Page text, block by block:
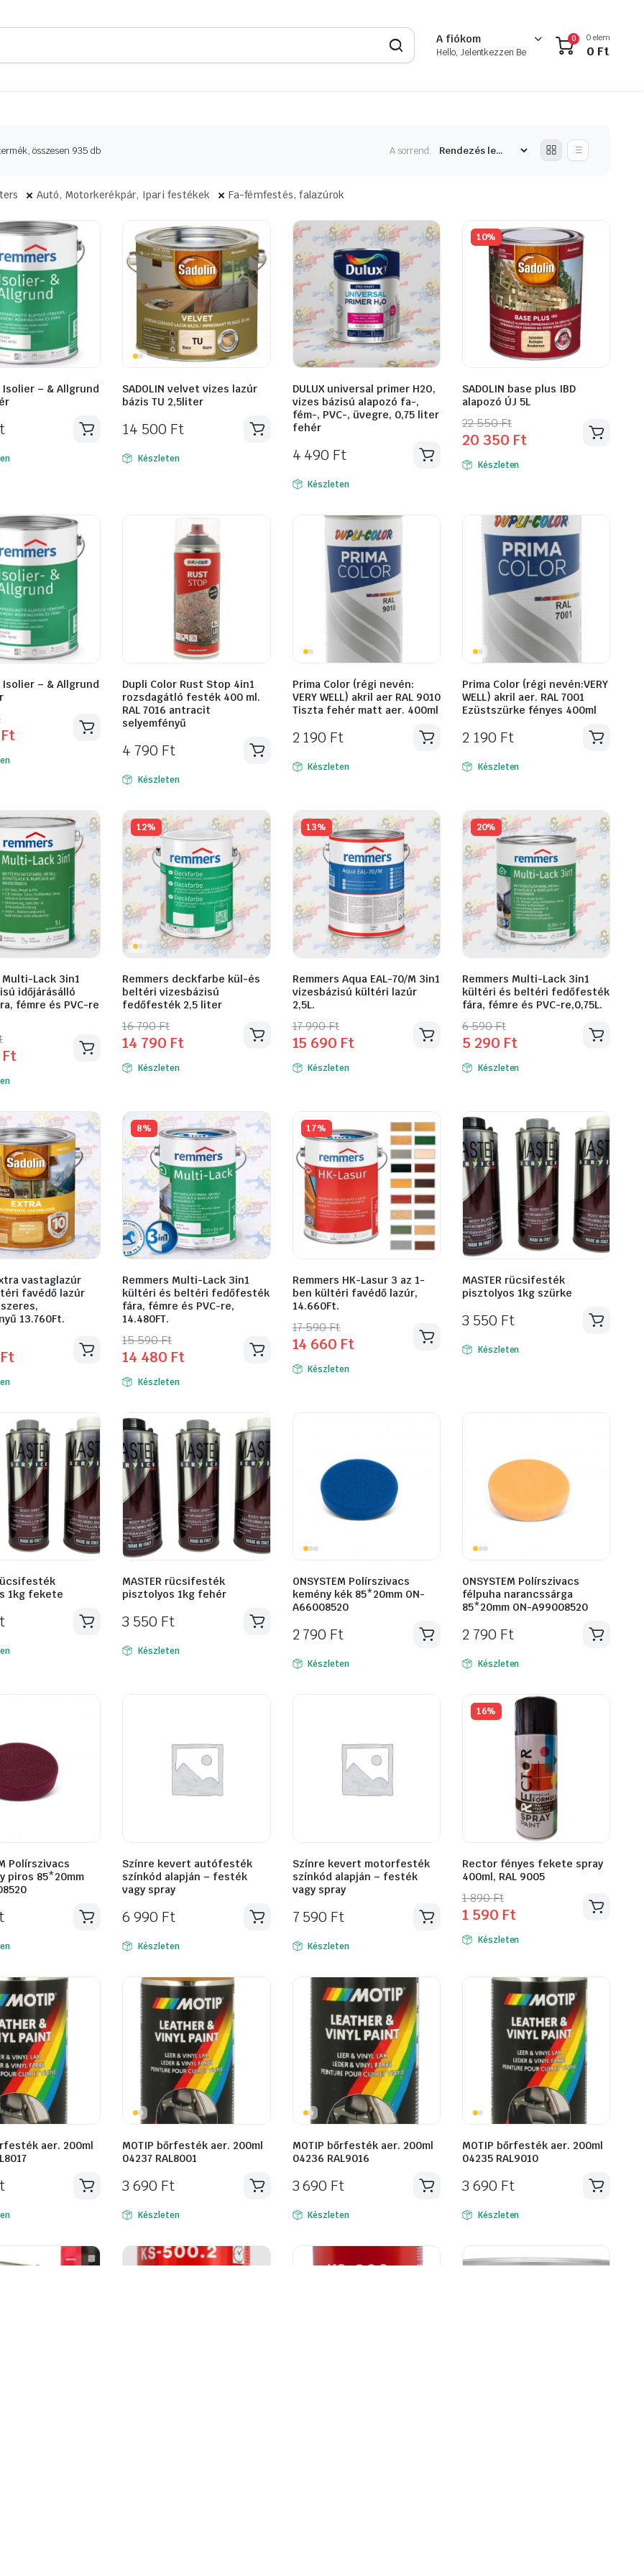
A fiókom
Hello, Jelentkezzen Be
0 0 elem
0 Ft
összesen 935 dbSorted
A sorrend:
Autó, Motorkerékpár, Ipari festékek Fa-fémfestés, falazúrok
Isolier – & Allgrund
SADOLIN velvet vizes lazúr
bázis TU 2,5liter
14 500 Ft
Készleten
DULUX universal primer H2O,
vizes bázisú alapozó fa-,
fém-, PVC-, üvegre, 0,75 liter
fehér
4 490 Ft
Készleten
10%
SADOLIN base plus IBD
alapozó ÚJ 5L
22 550Ft
Original
price
was:
20 350 Ft
Current
price
is: Készleten
Isolier – & Allgrund
Ft
Dupli Color Rust Stop 4in1
rozsdagátló festék 400 ml.
RAL 7016 antracit
selyemfényű
4 790 Ft
Készleten
Prima Color (régi nevén:
VERY WELL) akril aer RAL 9010
Tiszta fehér matt aer. 400ml
2 190 Ft
Készleten
Prima Color (régi nevén:VERY
WELL) akril aer. RAL 7001
Ezüstszürke fényes 400ml
2 190 Ft
Készleten
Multi-Lack 3in1
időjárásálló
fémre és PVC-re
Ft
12%
Remmers deckfarbe kül-és
beltéri vizesbázisú
fedőfesték 2,5 liter
16 790Ft
Original
price
was:
14 790 Ft
Current
price
is:
Ennek
a
terméknek
variációja
van.
A
változatok
a
termékoldalon
választhatók
ki
Készleten
13%
Remmers Aqua EAL-70/M 3in1
vizesbázisú kültéri lazúr
2,5L.
17 990Ft
Original
price
was:
15 690 Ft
Current
price
is:
Ennek
a
terméknek
van.
változatok
termékoldalon
választhatók
Készleten
20%
Remmers Multi-Lack 3in1
kültéri és beltéri fedőfesték
fára, fémre és PVC-re,0,75L.
6 590Ft
Original
price
was:
5 290 Ft
Current
price
is: Készleten
vastaglazúr
favédő lazúr
13.760Ft.
Ft
8%
Remmers Multi-Lack 3in1
kültéri és beltéri fedőfesték
fára, fémre és PVC-re,
14.480FT.
15 590Ft
Original
price
was:
590 Ft.
14 480 Ft
Current
price
is:
480 Ft.
Készleten
17%
Remmers HK-Lasur 3 az 1-
ben kültéri favédő lazúr,
14.660Ft.
17 590Ft
Original
price
was:
14 660 Ft
Current
price
is: Készleten
MASTER rücsifesték
pisztolyos 1kg szürke
3 550 Ft
Készleten
1kg fekete
MASTER rücsifesték
pisztolyos 1kg fehér
3 550 Ft
Készleten
ONSYSTEM Polírszivacs
kemény kék 85*20mm ON-
A66008520
2 790 Ft
Készleten
ONSYSTEM Polírszivacs
félpuha narancssárga
85*20mm ON-A99008520
2 790 Ft
Készleten
Polírszivacs
piros 85*20mm
Színre kevert autófesték
színkód alapján – festék
vagy spray
6 990 Ft
Készleten
Színre kevert motorfesték
színkód alapján – festék
vagy spray
7 590 Ft
Készleten
16%
Rector fényes fekete spray
400ml, RAL 9005
1 890Ft
Original
price
was:
890 Ft.
1 590 Ft
Current
price
is:
590 Ft.
Készleten
aer. 200ml
MOTIP bőrfesték aer. 200ml
04237 RAL8001
3 690 Ft
Készleten
MOTIP bőrfesték aer. 200ml
04236 RAL9016
3 690 Ft
Készleten
MOTIP bőrfesték aer. 200ml
04235 RAL9010
3 690 Ft
Készleten